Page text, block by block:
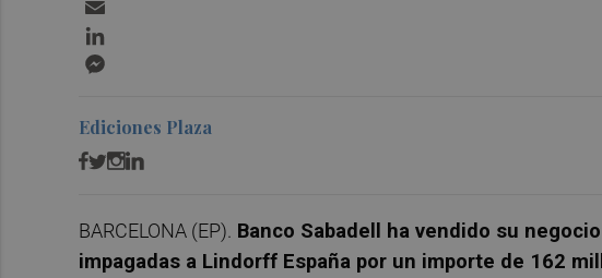
Ediciones Plaza
BARCELONA (EP). Banco Sabadell ha vendido su
impagadas a Lindorff España por un importe de 162